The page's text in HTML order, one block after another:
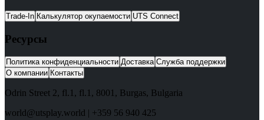
Trade-In Калькулятор окупаемости UTS Connect
Ресурсы
Политика конфиденциальности Доставка Служба поддержки
О компании Контакты
Odrin Street 2, fl.1 , fl.1, 8001 , Burgas, Bulgaria
world@utsplay.world | +359 56 940 425